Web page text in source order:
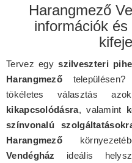
Harangmező
információk
Tervez egyszilveszteri
Harangmező
tökéletes választás
kikapcsolódásra, valamint
színvonalú
Harangmező
Vendégház
ideális